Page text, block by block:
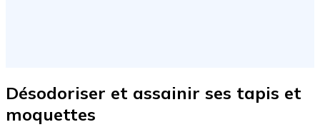
Désodoriser et assainir ses tapis et
moquettes